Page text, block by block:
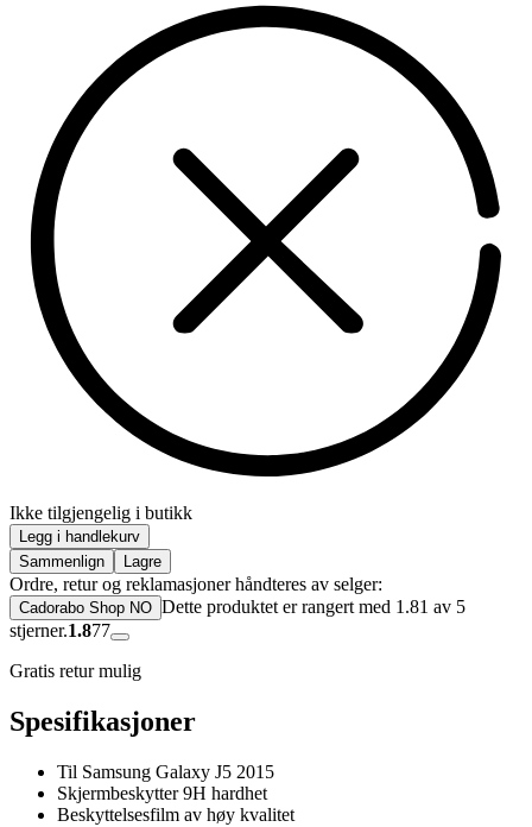
Ikke tilgjengelig i butikk
Legg i handlekurv
Sammenlign
Lagre
Ordre, retur og reklamasjoner håndteres av selger:
Cadorabo Shop NO Dette produktet er rangert med 1.81 av 5
stjerner.1.877
Gratis retur mulig
Spesifikasjoner
Til Samsung Galaxy J5 2015
Skjermbeskytter 9H hardhet
Beskyttelsesfilm av høy kvalitet